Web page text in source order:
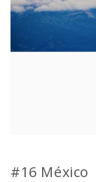
#16 México